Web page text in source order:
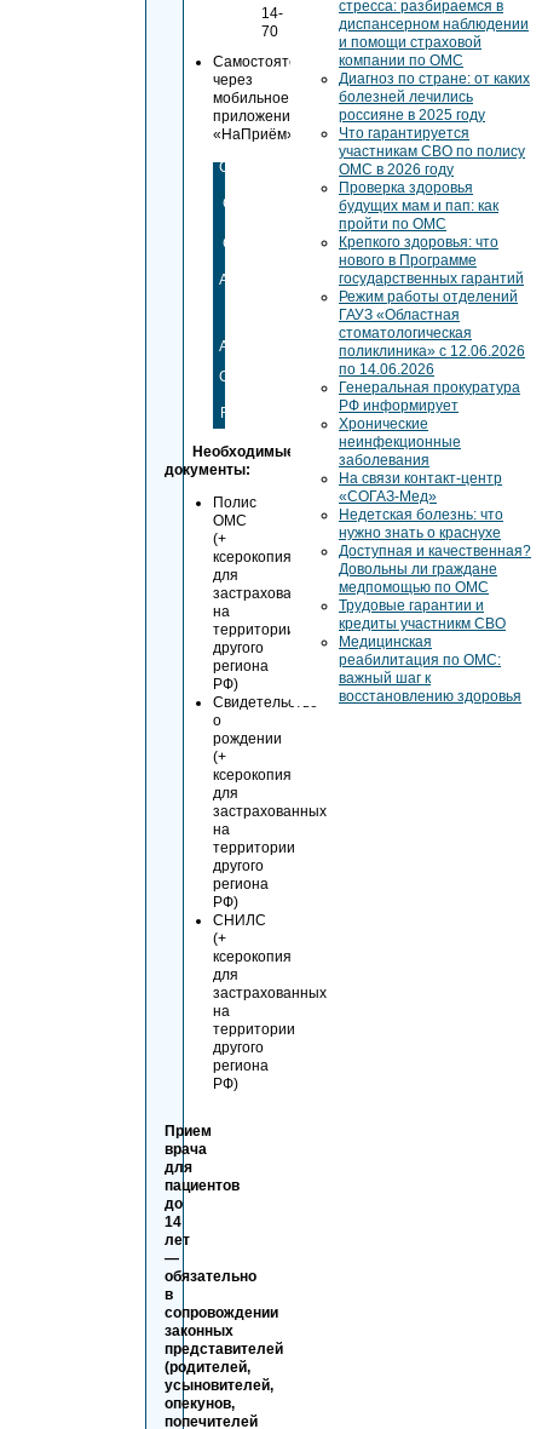
14-
70
Самостоятельно
через
мобильное
приложение
«НаПриём»:
Скачать
Google
Скачать
AppStore
AppGallery
Скачать
RuStore
Необходимые
документы:
Полис
ОМС
(+
ксерокопия
для
застрахованных
на
территории
другого
региона
РФ)
Свидетельство
о
рождении
(+
ксерокопия
для
застрахованных
на
территории
другого
региона
РФ)
СНИЛС
(+
ксерокопия
для
застрахованных
на
территории
другого
региона
РФ)
Прием
врача
для
пациентов
до
14
лет
—
обязательно
в
сопровождении
законных
представителей
(родителей,
усыновителей,
опекунов,
попечителей
стресса: разбираемся в
диспансерном наблюдении
и помощи страховой
компании по ОМС
Диагноз по стране: от каких
болезней лечились
россияне в 2025 году
Что гарантируется
участникам СВО по полису
ОМС в 2026 году
Проверка здоровья
будущих мам и пап: как
пройти по ОМС
Крепкого здоровья: что
нового в Программе
государственных гарантий
Режим работы отделений
ГАУЗ «Областная
стоматологическая
поликлиника» с 12.06.2026
по 14.06.2026
Генеральная прокуратура
РФ информирует
Хронические
неинфекционные
заболевания
На связи контакт-центр
«СОГАЗ-Мед»
Недетская болезнь: что
нужно знать о краснухе
Доступная и качественная?
Довольны ли граждане
медпомощью по ОМС
Трудовые гарантии и
кредиты участникм СВО
Медицинская
реабилитация по ОМС:
важный шаг к
восстановлению здоровья